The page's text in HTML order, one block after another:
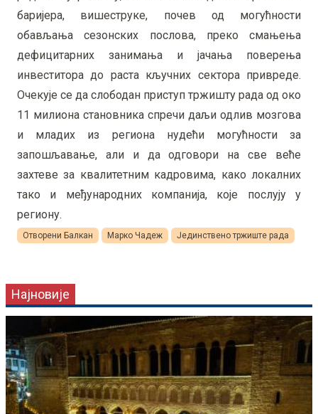
баријера, вишеструке, почев од могућности
обављања сезонских послова, преко смањења
дефицитарних занимања и јачања поверења
инвеститора до раста кључних сектора привреде.
Очекује се да слободан приступ тржишту рада од око
11 милиона становника спречи даљи одлив мозгова
и младих из региона нудећи могућности за
запошљавање, али и да одговори на све веће
захтеве за квалитетним кадровима, како локалних
тако и међународних компанија, које послују у
региону.
Отворени Балкан Марко Чадеж Јединствено тржиште рада
Најновије